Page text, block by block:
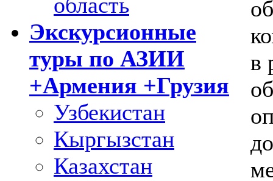
Экскурсионные
туры по АЗИИ
+Армения +Грузия
Узбекистан
Кыргызстан
Казахстан
в